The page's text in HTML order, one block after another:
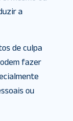
a
de culpa
fazer
ou